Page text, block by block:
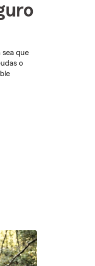
sea que
o